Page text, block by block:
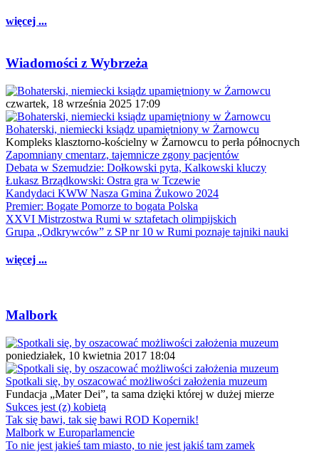
więcej ...
Wiadomości z Wybrzeża
czwartek, 18 września 2025 17:09
Bohaterski, niemiecki ksiądz upamiętniony w Żarnowcu
Kompleks klasztorno-kościelny w Żarnowcu to perła północnych
Zapomniany cmentarz, tajemnicze zgony pacjentów
Debata w Szemudzie: Dołkowski pyta, Kalkowski kluczy
Łukasz Brządkowski: Ostra gra w Tczewie
Kandydaci KWW Nasza Gmina Żukowo 2024
Premier: Bogate Pomorze to bogata Polska
XXVI Mistrzostwa Rumi w sztafetach olimpijskich
Grupa „Odkrywców” z SP nr 10 w Rumi poznaje tajniki nauki
więcej ...
Malbork
poniedziałek, 10 kwietnia 2017 18:04
Spotkali się, by oszacować możliwości założenia muzeum
Fundacja „Mater Dei”, ta sama dzięki której w dużej mierze
Sukces jest (z) kobietą
Tak się bawi, tak się bawi ROD Kopernik!
Malbork w Europarlamencie
To nie jest jakieś tam miasto, to nie jest jakiś tam zamek